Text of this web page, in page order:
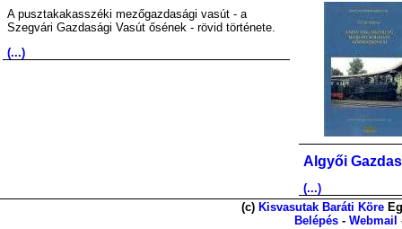
A pusztakakasszéki mezőgazdasági vasút - a
Szegvári Gazdasági Vasút ősének - rövid története.
(...)
Algyői
(...)
(c) Kisvasutak Baráti Köre
Belépés - Webmail